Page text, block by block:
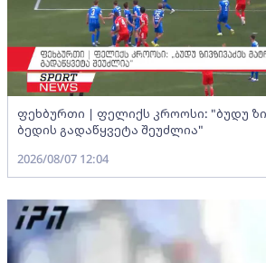
ფეხბურთი | ფელიქს კროოსი: "ბუდუ
ბედის გადაწყვეტა შეუძლია"
2026/08/07 12:04